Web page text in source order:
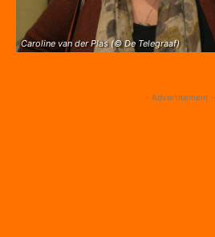
Caroline van der Plas (© De Telegraaf)
- Advertisement -